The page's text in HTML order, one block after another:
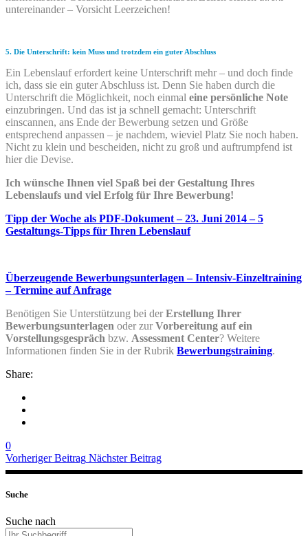
untereinander – Vorsicht Leerzeichen!
5. Die Unterschrift: kein Muss und trotzdem ein guter Abschluss
Ein Lebenslauf erfordert keine Unterschrift mehr – und doch finde
ich, dass sie ein guter Abschluss ist. Denn Sie haben durch die
Unterschrift die Möglichkeit, noch einmal eine persönliche Note
einzubringen. Und das ist ja schnell gemacht: Unterschrift
einscannen, ans Ende der Bewerbung setzen und Größe
entsprechend anpassen – je nachdem, wieviel Platz Sie noch haben.
Nicht zu klein und bescheiden, nicht zu groß und auftrumpfend ist
hier die Devise.
Ich wünsche Ihnen viel Spaß bei der Gestaltung Ihres
Lebenslaufs und viel Erfolg für Ihre Bewerbung!
Tipp der Woche als PDF-Dokument – 23. Juni 2014 – 5
Gestaltungs-Tipps für Ihren Lebenslauf
Überzeugende Bewerbungsunterlagen – Intensiv-Einzeltraining
– Termine auf Anfrage
Benötigen Sie Unterstützung bei der Erstellung Ihrer
Bewerbungsunterlagen oder zur Vorbereitung auf ein
Vorstellungsgespräch bzw. Assessment Center? Weitere
Informationen finden Sie in der Rubrik Bewerbungstraining.
Share:
0
Vorheriger Beitrag Nächster Beitrag
Suche
Suche nach